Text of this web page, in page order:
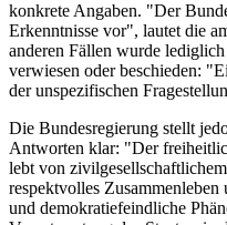
konkrete Angaben. "Der
Erkenntnisse vor", lautet die
anderen Fällen wurde
verwiesen oder beschieden:
der unspezifischen
Die Bundesregierung stellt
Antworten klar: "Der
lebt von
respektvolles Zusammenleben
und demokratiefeindliche